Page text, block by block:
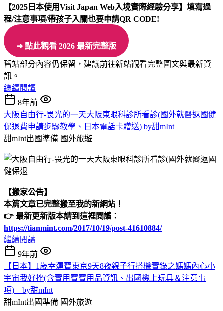
【2025日本使用Visit Japan Web入境實際經驗分享】 填寫過
程/注意事項/帶孩子入關也要申請QR CODE!
➜ 點此觀看 2026 最新完整版
舊站部分內容仍保留，建議前往新站觀看完整圖文與最新資
訊。
繼續閱讀
8年前
大阪自由行-畏光的一天大阪東眼科診所看診(國外就醫返國健
保退費申請步驟教學、日本電話卡贈送) by甜mInt
甜mInt出國準備 國外旅遊
【搬家公告】
本篇文章已完整搬至我的新網站！
👉 最新更新版本請到這裡閱讀：
https://tianmint.com/2017/10/19/post-41610884/
繼續閱讀
9年前
【日本】1歲幸運寶東京9天8夜親子行搭機實錄之媽媽內心小
宇宙我好挫(含實用寶寶用品資訊、出國機上玩具＆注意事
項) by甜mInt
甜mInt出國準備 國外旅遊